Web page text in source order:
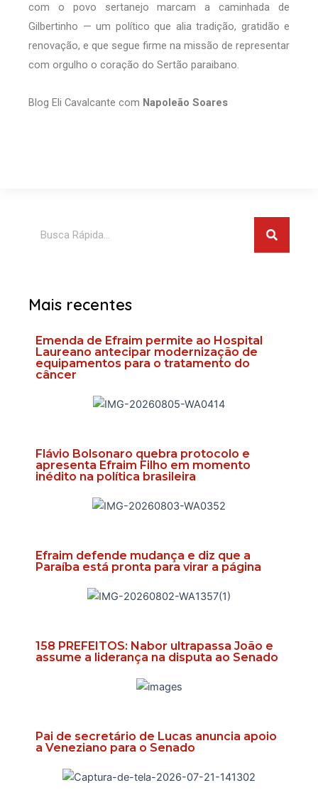
com o povo sertanejo marcam a caminhada de
Gilbertinho — um político que alia tradição, gratidão e
renovação, e que segue firme na missão de representar
com orgulho o coração do Sertão paraibano.
Blog Eli Cavalcante com Napoleão Soares
Mais recentes
Emenda de Efraim permite ao Hospital
Laureano antecipar modernização de
equipamentos para o tratamento do
câncer
Flávio Bolsonaro quebra protocolo e
apresenta Efraim Filho em momento
inédito na política brasileira
Efraim defende mudança e diz que a
Paraíba está pronta para virar a página
158 PREFEITOS: Nabor ultrapassa João e
assume a liderança na disputa ao Senado
Pai de secretário de Lucas anuncia apoio
a Veneziano para o Senado